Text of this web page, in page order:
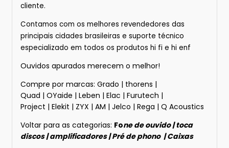
cliente.
Contamos com os melhores revendedores das
principais cidades brasileiras e suporte técnico
especializado em todos os produtos hi fi e hi enf
Ouvidos apurados merecem o melhor!
Compre por marcas: Grado | thorens |
Quad | OYaide | Leben | Elac | Furutech |
Project | Elekit | ZYX | AM | Jelco | Rega | Q Acoustics
Voltar para as categorias: Fone de ouvido|toca
discos|amplificadores|Pré de phono |Caixas